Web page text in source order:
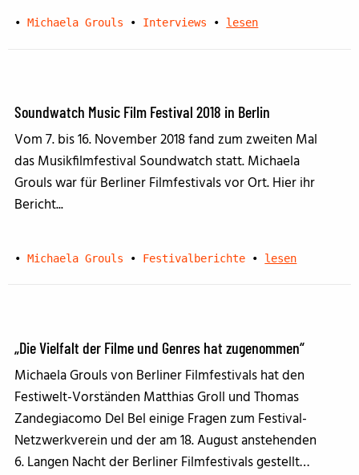
• Michaela Grouls • Interviews • lesen
Soundwatch Music Film Festival 2018 in Berlin
Vom 7. bis 16. November 2018 fand zum zweiten Mal
das Musikfilmfestival Soundwatch statt. Michaela
Grouls war für Berliner Filmfestivals vor Ort. Hier ihr
Bericht...
• Michaela Grouls • Festivalberichte • lesen
„Die Vielfalt der Filme und Genres hat zugenommen“
Michaela Grouls von Berliner Filmfestivals hat den
Festiwelt-Vorständen Matthias Groll und Thomas
Zandegiacomo Del Bel einige Fragen zum Festival-
Netzwerkverein und der am 18. August anstehenden
6. Langen Nacht der Berliner Filmfestivals gestellt…